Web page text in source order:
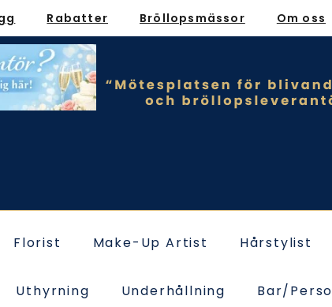
Rabatter Bröllopsmässor Om oss
Florist Make-Up Artist Hårstylist
Uthyrning Underhållning Bar/